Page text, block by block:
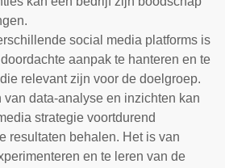
social media platforms is
aanpak te hanteren en te
relevant zijn voor de doelgroep.
van data-analyse en inzichten kan
strategie voortdurend
resultaten behalen. Het is van
en te leren van de